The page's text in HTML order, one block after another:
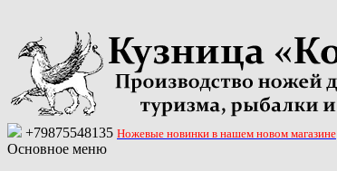
+79875548135 Ножевые новинки в нашем новом магазине
Основное меню